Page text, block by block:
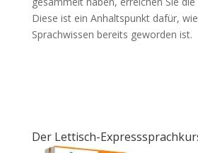
Diese ist ein Anhaltspunkt dafür,
Sprachwissen bereits geworden ist.
Der Lettisch-